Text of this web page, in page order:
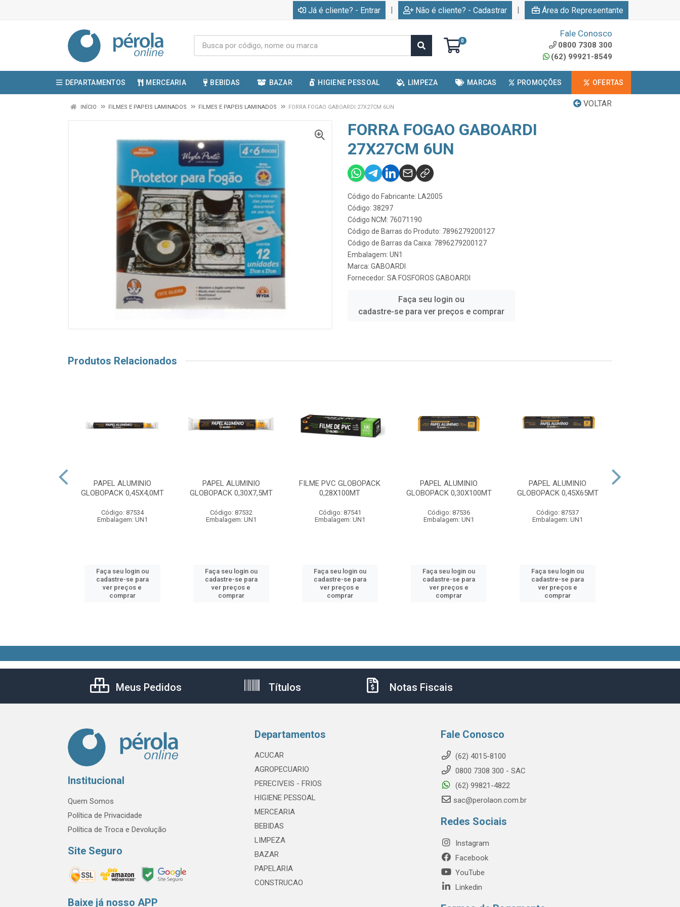
Já é cliente? - Entrar | Não é cliente? - Cadastrar | Área do Representante
0
Fale Conosco
0800 7308 300
(62) 99921-8549
DEPARTAMENTOS MERCEARIA BEBIDAS BAZAR HIGIENE PESSOAL LIMPEZA MARCAS PROMOÇÕES OFERTAS
VOLTAR
INÍCIO FILMES E PAPEIS LAMINADOS FILMES E PAPEIS LAMINADOS FORRA FOGAO GABOARDI 27X27CM 6UN
FORRA FOGAO GABOARDI
27X27CM 6UN
Código do Fabricante: LA2005
Código: 38297
Código NCM: 76071190
Código de Barras do Produto: 7896279200127
Código de Barras da Caixa: 7896279200127
Embalagem: UN1
Marca: GABOARDI
Fornecedor: SA FOSFOROS GABOARDI
Faça seu login ou
cadastre-se para ver preços e comprar
Produtos Relacionados
PAPEL ALUMINIO
GLOBOPACK 0,45X4,0MT
Código: 87534
Embalagem: UN1
Faça seu login ou
cadastre-se para
ver preços e
comprar
PAPEL ALUMINIO
GLOBOPACK 0,30X7,5MT
Código: 87532
Embalagem: UN1
Faça seu login ou
cadastre-se para
ver preços e
comprar
FILME PVC GLOBOPACK
0,28X100MT
Código: 87541
Embalagem: UN1
Faça seu login ou
cadastre-se para
ver preços e
comprar
PAPEL ALUMINIO
GLOBOPACK 0,30X100MT
Código: 87536
Embalagem: UN1
Faça seu login ou
cadastre-se para
ver preços e
comprar
PAPEL ALUMINIO
GLOBOPACK 0,45X65MT
Código: 87537
Embalagem: UN1
Faça seu login ou
cadastre-se para
ver preços e
comprar
Meus Pedidos Títulos Notas Fiscais
Institucional
Quem Somos
Política de Privacidade
Política de Troca e Devolução
Site Seguro
Baixe já nosso APP
Departamentos
ACUCAR
AGROPECUARIO
PERECIVEIS - FRIOS
HIGIENE PESSOAL
MERCEARIA
BEBIDAS
LIMPEZA
BAZAR
PAPELARIA
CONSTRUCAO
Fale Conosco
(62) 4015-8100
0800 7308 300 - SAC
(62) 99821-4822
sac@perolaon.com.br
Redes Sociais
Instagram
Facebook
YouTube
Linkedin